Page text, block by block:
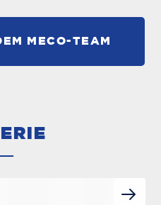
MECO-TEAM